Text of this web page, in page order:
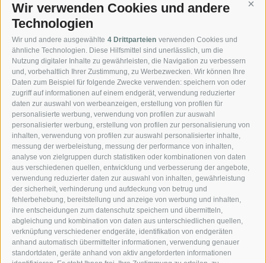
Wir verwenden Cookies und andere
Technologien
Wir und andere ausgewählte 4 Drittparteien verwenden Cookies und
ähnliche Technologien. Diese Hilfsmittel sind unerlässlich, um die
Nutzung digitaler Inhalte zu gewährleisten, die Navigation zu verbessern
und, vorbehaltlich Ihrer Zustimmung, zu Werbezwecken. Wir können Ihre
Daten zum Beispiel für folgende Zwecke verwenden: speichern von oder
zugriff auf informationen auf einem endgerät, verwendung reduzierter
daten zur auswahl von werbeanzeigen, erstellung von profilen für
personalisierte werbung, verwendung von profilen zur auswahl
personalisierter werbung, erstellung von profilen zur personalisierung von
inhalten, verwendung von profilen zur auswahl personalisierter inhalte,
messung der werbeleistung, messung der performance von inhalten,
analyse von zielgruppen durch statistiken oder kombinationen von daten
aus verschiedenen quellen, entwicklung und verbesserung der angebote,
verwendung reduzierter daten zur auswahl von inhalten, gewährleistung
der sicherheit, verhinderung und aufdeckung von betrug und
fehlerbehebung, bereitstellung und anzeige von werbung und inhalten,
ihre entscheidungen zum datenschutz speichern und übermitteln,
abgleichung und kombination von daten aus unterschiedlichen quellen,
verknüpfung verschiedener endgeräte, identifikation von endgeräten
anhand automatisch übermittelter informationen, verwendung genauer
standortdaten, geräte anhand von aktiv angeforderten informationen
Schnellanfrage
WEITER